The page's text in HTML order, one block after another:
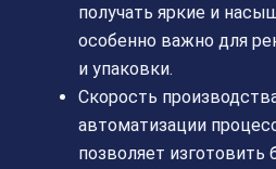
получать яркие и
особенно важно для
и упаковки.
Скорость
автоматизации
позволяет